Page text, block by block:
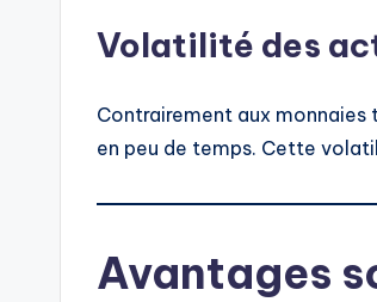
Volatilité des
Contrairement aux
en peu de temps. Cette
Avantages